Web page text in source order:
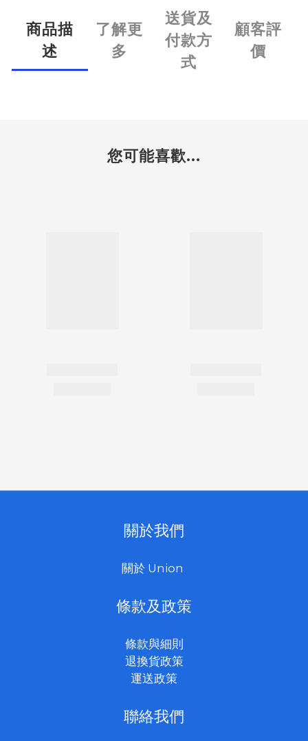
商品描
述
了解更
多
送貨及
付款方
式
顧客評
價
您可能喜歡...
關於我們
關於 Union
條款及政策
條款與細則
退換貨政策
運送政策
聯絡我們